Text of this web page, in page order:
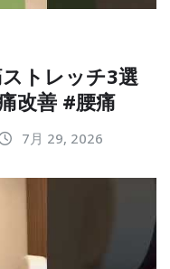
ストレッチ3選
改善 #腰痛
7月 29, 2026